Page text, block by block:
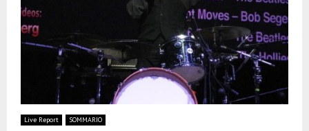
Live Report SOMMARIO